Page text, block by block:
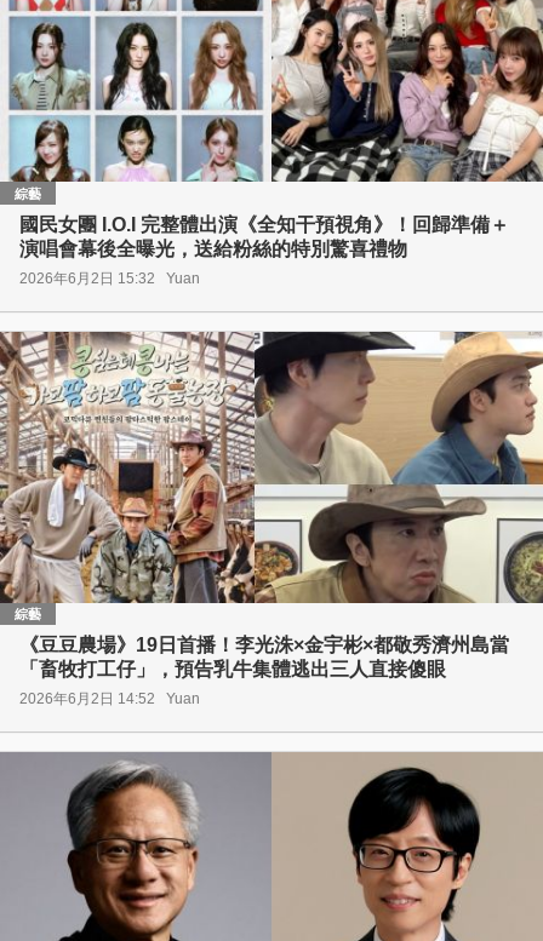
綜藝
國民女團 I.O.I 完整體出演《全知干預視角》！回歸準備＋
演唱會幕後全曝光，送給粉絲的特別驚喜禮物
2026年6月2日 15:32 Yuan
綜藝
《豆豆農場》19日首播！李光洙×金宇彬×都敬秀濟州島當
「畜牧打工仔」，預告乳牛集體逃出三人直接傻眼
2026年6月2日 14:52 Yuan